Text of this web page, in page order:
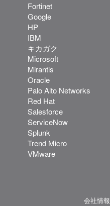
Fortinet
Google
HP
IBM
キカガク
Microsoft
Mirantis
Oracle
Palo Alto Networks
Red Hat
Salesforce
ServiceNow
Splunk
Trend Micro
VMware
会社情報